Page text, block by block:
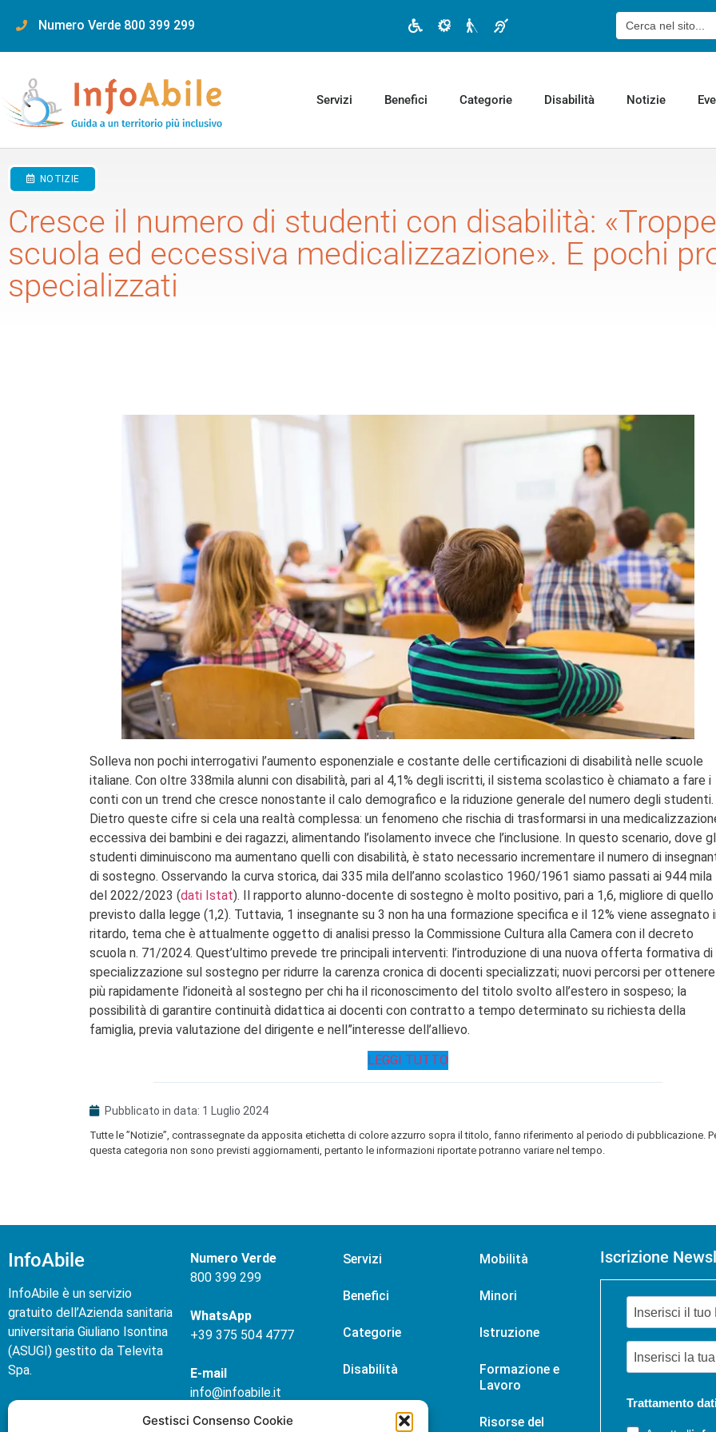
Gestisci Consenso Cookie
Numero Verde 800 399 299 Disabilità motoria
Disabilità cognitiva
Disabilità visiva
Cerca:
Servizi Benefici Categorie Disabilità Notizie
NOTIZIE
Cresce il numero di studenti con disabilità:
scuola ed eccessiva medicalizzazione». E pochi
specializzati
Solleva non pochi interrogativi l’aumento esponenziale e costante delle certificazioni di disabilità nelle scuole
italiane. Con oltre 338mila alunni con disabilità, pari al 4,1% degli iscritti, il sistema scolastico è chiamato a fare i
conti con un trend che cresce nonostante il calo demografico e la riduzione generale del numero degli studenti.
Dietro queste cifre si cela una realtà complessa: un fenomeno che rischia di trasformarsi in una
eccessiva dei bambini e dei ragazzi, alimentando l’isolamento invece che l’inclusione. In questo scenario, dove
studenti diminuiscono ma aumentano quelli con disabilità, è stato necessario incrementare il numero di
di sostegno. Osservando la curva storica, dai 335 mila dell’anno scolastico 1960/1961 siamo passati ai 944 mila
del 2022/2023 (dati Istat). Il rapporto alunno-docente di sostegno è molto positivo, pari a 1,6, migliore di quello
previsto dalla legge (1,2). Tuttavia, 1 insegnante su 3 non ha una formazione specifica e il 12% viene assegnato
ritardo, tema che è attualmente oggetto di analisi presso la Commissione Cultura alla Camera con il decreto
scuola n. 71/2024. Quest’ultimo prevede tre principali interventi: l’introduzione di una nuova offerta formativa di
specializzazione sul sostegno per ridurre la carenza cronica di docenti specializzati; nuovi percorsi per ottenere
più rapidamente l’idoneità al sostegno per chi ha il riconoscimento del titolo svolto all’estero in sospeso; la
possibilità di garantire continuità didattica ai docenti con contratto a tempo determinato su richiesta della
famiglia, previa valutazione del dirigente e nell”interesse dell’allievo.
LEGGI TUTTO
Pubblicato in data: 1 Luglio 2024
Tutte le ”Notizie”, contrassegnate da apposita etichetta di colore azzurro sopra il titolo, fanno riferimento al periodo di pubblicazione.
questa categoria non sono previsti aggiornamenti, pertanto le informazioni riportate potranno variare nel tempo.
InfoAbile
InfoAbile è un servizio
gratuito dell’Azienda sanitaria
universitaria Giuliano Isontina
(ASUGI) gestito da Televita
Spa.
Chi siamo
Numero Verde
800 399 299
WhatsApp
+39 375 504 4777
E-mail
info@infoabile.it
Servizi
Benefici
Categorie
Disabilità
Mobilità
Minori
Istruzione
Formazione e
Lavoro
Risorse del
Iscrizione
Trattamento